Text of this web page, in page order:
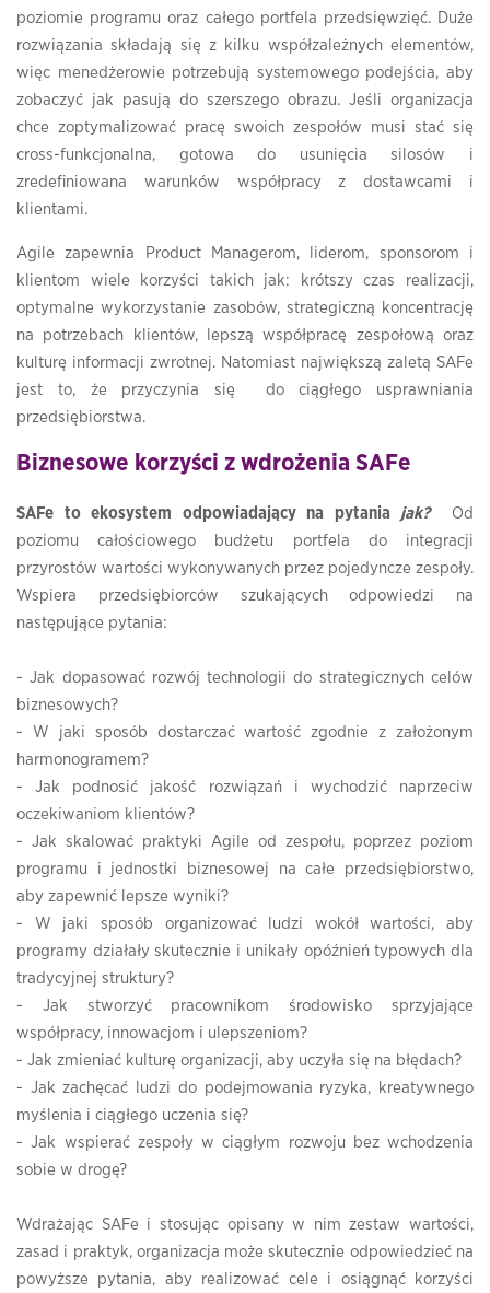
poziomie programu oraz całego portfela przedsięwzięć. Duże
rozwiązania składają się z kilku współzależnych elementów,
więc menedżerowie potrzebują systemowego podejścia, aby
zobaczyć jak pasują do szerszego obrazu. Jeśli organizacja
chce zoptymalizować pracę swoich zespołów musi stać się
cross-funkcjonalna, gotowa do usunięcia silosów i
zredefiniowana warunków współpracy z dostawcami i
klientami.
Agile zapewnia Product Managerom, liderom, sponsorom i
klientom wiele korzyści takich jak: krótszy czas realizacji,
optymalne wykorzystanie zasobów, strategiczną koncentrację
na potrzebach klientów, lepszą współpracę zespołową oraz
kulturę informacji zwrotnej. Natomiast największą zaletą SAFe
jest to, że przyczynia się do ciągłego usprawniania
przedsiębiorstwa.
Biznesowe korzyści z wdrożenia SAFe
SAFe to ekosystem odpowiadający na pytania jak?
Od
poziomu całościowego budżetu portfela do integracji
przyrostów wartości wykonywanych przez pojedyncze zespoły.
Wspiera przedsiębiorców szukających odpowiedzi na
następujące pytania:
- Jak dopasować rozwój technologii do strategicznych celów
biznesowych?
- W jaki sposób dostarczać wartość zgodnie z założonym
harmonogramem?
- Jak podnosić jakość rozwiązań i wychodzić naprzeciw
oczekiwaniom klientów?
- Jak skalować praktyki Agile od zespołu, poprzez poziom
programu i jednostki biznesowej na całe przedsiębiorstwo,
aby zapewnić lepsze wyniki?
- W jaki sposób organizować ludzi wokół wartości, aby
programy działały skutecznie i unikały opóźnień typowych dla
tradycyjnej struktury?
- Jak stworzyć pracownikom środowisko sprzyjające
współpracy, innowacjom i ulepszeniom?
- Jak zmieniać kulturę organizacji, aby uczyła się na błędach?
- Jak zachęcać ludzi do podejmowania ryzyka, kreatywnego
myślenia i ciągłego uczenia się?
- Jak wspierać zespoły w ciągłym rozwoju bez wchodzenia
sobie w drogę?
Wdrażając SAFe i stosując opisany w nim zestaw wartości,
zasad i praktyk, organizacja może skutecznie odpowiedzieć na
powyższe pytania, aby realizować cele i osiągnąć korzyści